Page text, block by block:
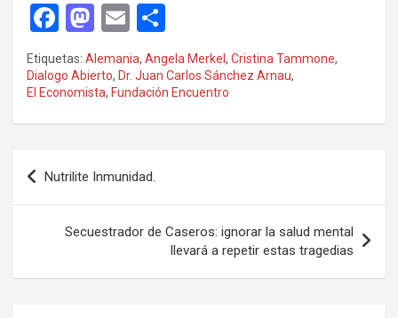
F
a
ce
b
o
k
M
a
st
o
d
n
E
m
ail
o
m
p
ar
Etiquetas: Alemania, Angela Merkel , Cristina Tammone,
Dialogo Abierto, Dr. Juan Carlos Sánchez Arnau,
El Economista, Fundación Encuentro
Navegación
de
entradas
Nutrilite Inmunidad.
Secuestrador de Caseros: ignorar la salud mental
llevará a repetir estas tragedias